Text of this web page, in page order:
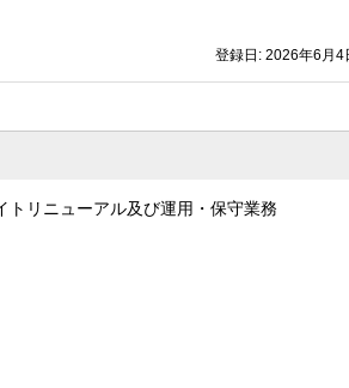
登録日: 2026年6月4
トリニューアル及び運用・保守業務